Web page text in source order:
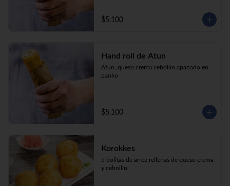
$5.100
Hand roll de Atun
Atun, queso crema cebollin apanado en
panko
$5.100
Korokkes
5 bolitas de arroz rellenas de queso crema
y cebollín.